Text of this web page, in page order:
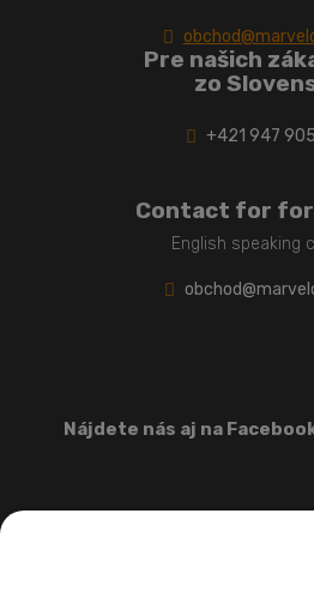
Pre našich
zo
+421 947
Contact for
English speaking
Nájdete nás aj na